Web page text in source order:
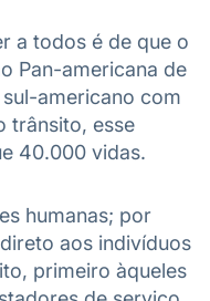
a todos é de que o
Pan-americana de
americano com
trânsito, esse
40.000 vidas.
humanas; por
aos indivíduos
primeiro àqueles